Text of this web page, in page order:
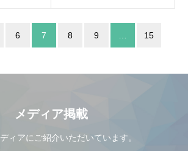
6 7 8 9 15
メディア掲載
ィアにご紹介いただいています。